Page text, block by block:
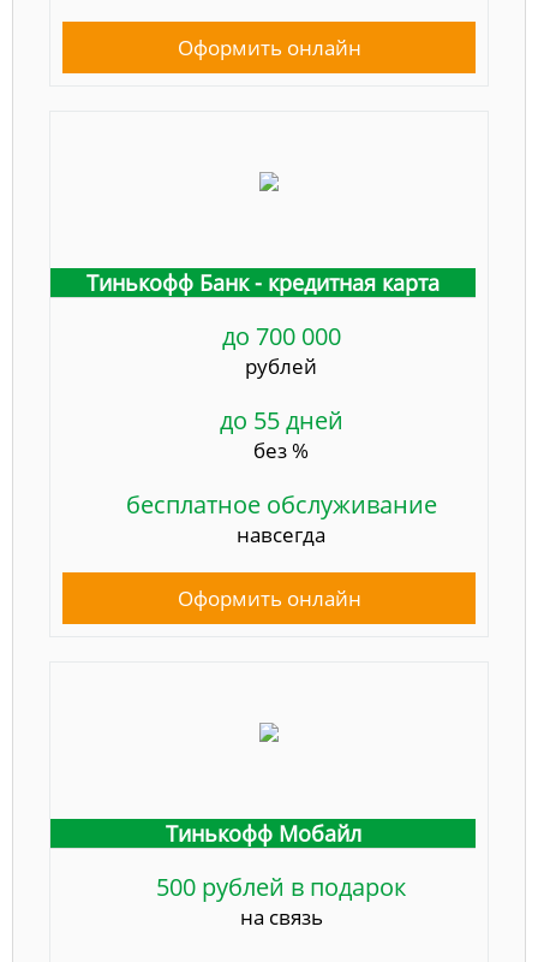
Оформить онлайн
Тинькофф Банк - кредитная карта
до 700 000
рублей
до 55 дней
без %
бесплатное обслуживание
навсегда
Оформить онлайн
Тинькофф Мобайл
500 рублей в подарок
на связь